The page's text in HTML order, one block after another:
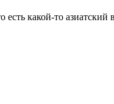
какой-то